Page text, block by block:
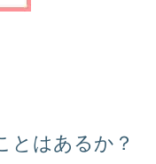
とはあるか？